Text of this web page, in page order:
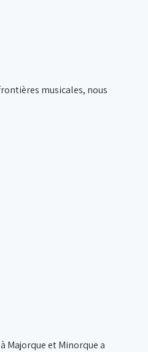
musicales, nous
Majorque et Minorque a